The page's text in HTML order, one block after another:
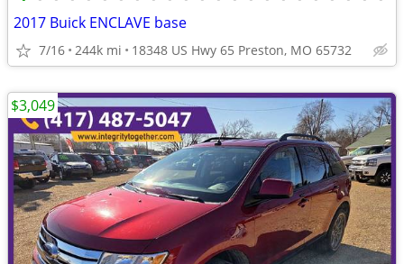
2017 Buick ENCLAVE base
7/16 244k mi 18348 US Hwy 65 Preston, MO 65732
$3,049